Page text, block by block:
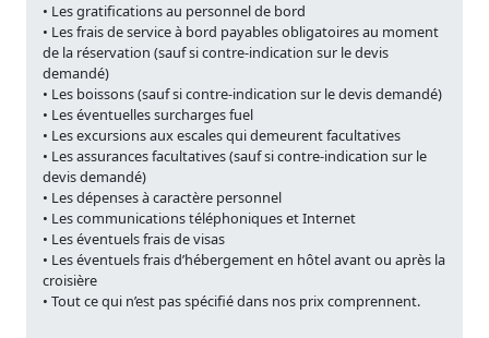
• Les gratifications au personnel de bord
• Les frais de service à bord payables obligatoires au moment
de la réservation (sauf si contre-indication sur le devis
demandé)
• Les boissons (sauf si contre-indication sur le devis demandé)
• Les éventuelles surcharges fuel
• Les excursions aux escales qui demeurent facultatives
• Les assurances facultatives (sauf si contre-indication sur le
devis demandé)
• Les dépenses à caractère personnel
• Les communications téléphoniques et Internet
• Les éventuels frais de visas
• Les éventuels frais d’hébergement en hôtel avant ou après la
croisière
• Tout ce qui n’est pas spécifié dans nos prix comprennent.